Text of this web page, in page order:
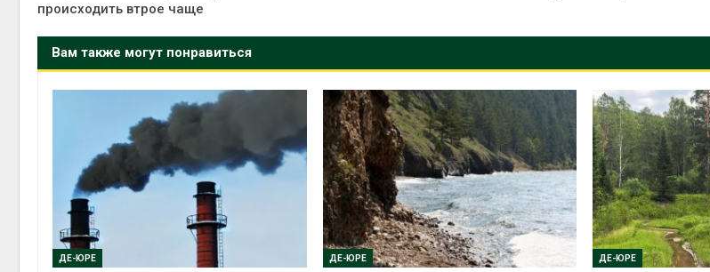
происходить втрое чаще
Вам также могут понравиться
ДЕ-ЮРЕ ДЕ-ЮРЕ ДЕ-ЮРЕ